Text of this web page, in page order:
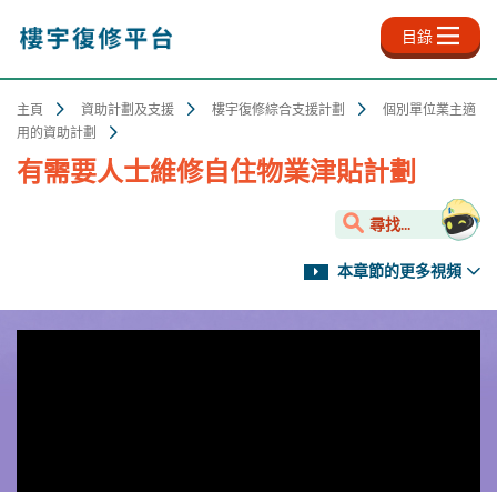
內
目錄
主頁 資助計劃及支援 樓宇復修綜合支援計劃
個別單位業主適
用的資助計劃
有需要人士維修自住物業津貼計劃
尋找...
本章節的更多視頻